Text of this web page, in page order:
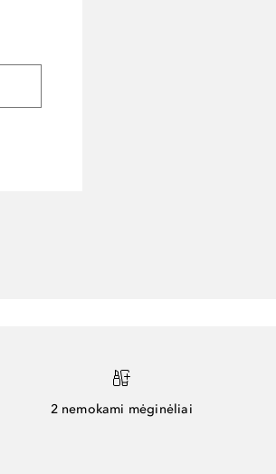
2 nemokami mėginėliai